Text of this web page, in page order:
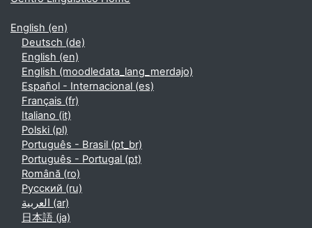
English ‎(en)‎
Deutsch ‎(de)‎
English ‎(en)‎
English ‎(moodledata_lang_merdajo)‎
Español - Internacional ‎(es)‎
Français ‎(fr)‎
Italiano ‎(it)‎
Polski ‎(pl)‎
Português - Brasil ‎(pt_br)‎
Português - Portugal ‎(pt)‎
Română ‎(ro)‎
Русский ‎(ru)‎
العربية ‎(ar)‎
日本語 ‎(ja)‎